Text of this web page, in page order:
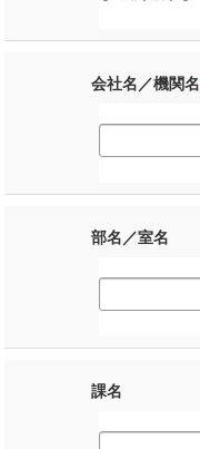
会社名／機関名
部名／室名
課名